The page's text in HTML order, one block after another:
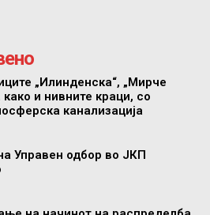
„Илинденска“, „Мирче
и нивните краци, со
канализација
Управен одбор во ЈКП